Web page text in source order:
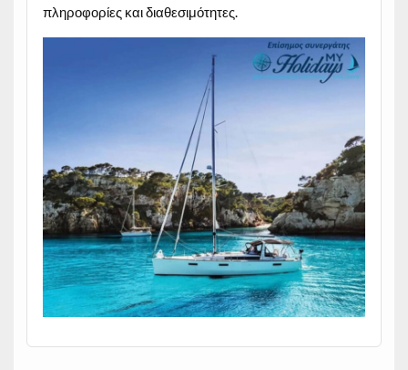
πληροφορίες και διαθεσιμότητες.